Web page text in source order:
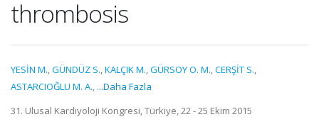
thrombosis
YESİN M.,GÜNDÜZ S.,KALÇIK M.,GÜRSOY O. M.,CERŞİT S.,
ASTARCIOĞLU M. A., ...Daha Fazla
31. Ulusal Kardiyoloji Kongresi, Türkiye, 22 - 25 Ekim 2015